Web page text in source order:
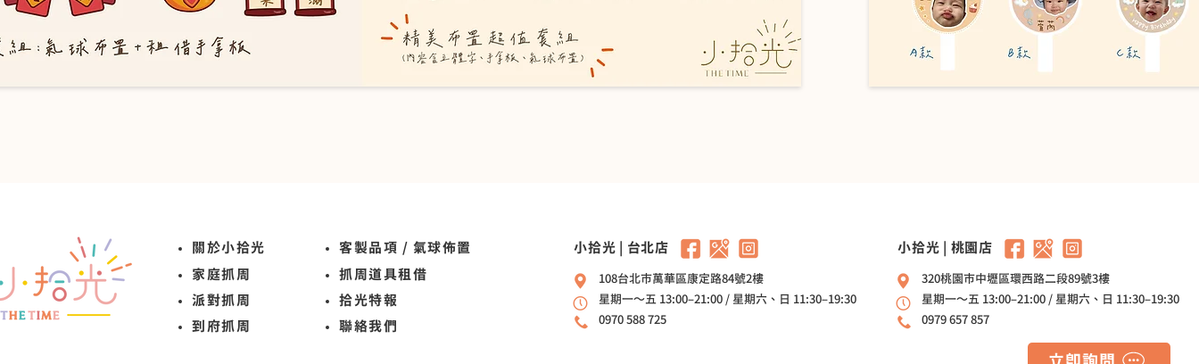
關於小拾光
​家庭抓周
​派對抓周
​到府抓周
​客製品項 / 氣球佈置
抓周道具租借
拾光特報
聯絡我們
​小拾光 | 台北店
108台北市萬華區康定路84號2樓
星期一～五 13:00–21:00 / 星期六、日 11:30–19:30
0970 588 725
​小拾光 | 桃園店
320桃園市中壢區環西路二段89號3樓
星期一～五 13:00–21:00 / 星期六、日 11:30–19:30
0979 657 857